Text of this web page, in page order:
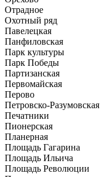
Отрадное
Охотный ряд
Павелецкая
Панфиловская
Парк культуры
Парк Победы
Партизанская
Первомайская
Перово
Петровско-Разумовская
Печатники
Пионерская
Планерная
Площадь Гагарина
Площадь Ильича
Площадь Революции